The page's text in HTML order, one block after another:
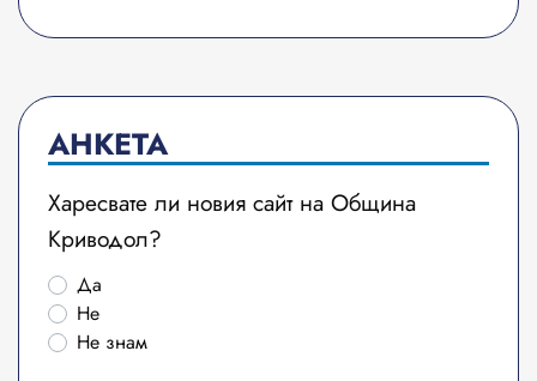
АНКЕТА
Харесвате ли новия сайт на Община
Криводол?
Да
Не
Не знам